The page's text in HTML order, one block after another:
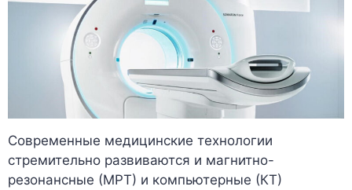
Современные медицинские технологии
стремительно развиваются и магнитно-
резонансные (МРТ) и компьютерные (КТ)